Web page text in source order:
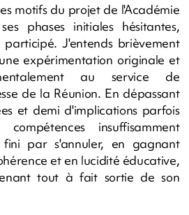
motifs du projet de l'Académie
phases initiales hésitantes,
J'entends brièvement
expérimentation originale et
au service de
de la Réunion. En dépassant
et demi d'implications parfois
insuffisamment
par s'annuler, en gagnant
et en lucidité éducative,
tout à fait sortie de son